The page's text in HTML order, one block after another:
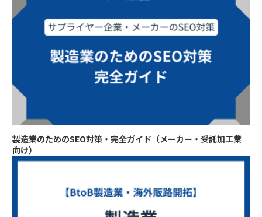
製造業のためのSEO対策・完全ガイド（メーカー・受託加工業
向け）